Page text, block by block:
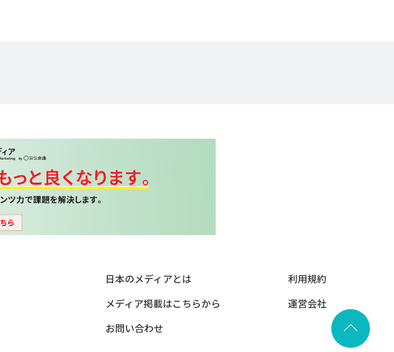
日本のメディアとは
メディア掲載はこちらから
お問い合わせ
利用規約
運営会社